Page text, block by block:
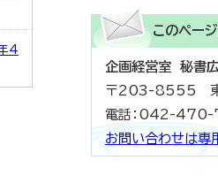
このペー
企画経営室 秘書
〒203-8555 東
電話：042-
お問い合わせは専
4